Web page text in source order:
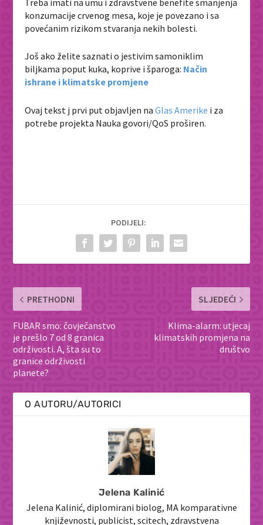
konzumacije crvenog mesa, koje je povezano i sa
povećanim rizikom stvaranja nekih bolesti.
Još ako želite saznati o jestivim samoniklim
biljkama poput kuka, koprive i šparoga: Način
ishrane i klimatske promjene
Ovaj tekst j prvi put objavljen naGlas Amerike i za
potrebe projekta Nauka govori/QoS proširen.
PODIJELI:
PRETHODNI
FUBAR smo: čovječanstvo
je prešlo 7 od 8 granica
održivosti. A, šta su to
granice održivosti
planete?
SLJEDEĆI
Klima-alarm: utjecaj
klimatskih promjena na
društvo
O AUTORU/AUTORICI
Jelena Kalinić
Jelena Kalinić, diplomirani biolog, MA komparativne
književnosti, publicist, scitech, zdravstvena